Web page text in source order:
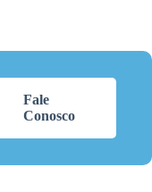
Fale
Conosco